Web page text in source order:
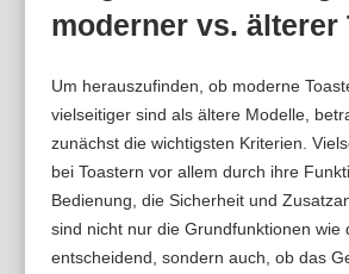
moderner vs. älterer
Um herauszufinden, ob moderne
vielseitiger sind als ältere Modelle,
zunächst die wichtigsten Kriterien.
bei Toastern vor allem durch ihre
Bedienung, die Sicherheit und
sind nicht nur die Grundfunktionen wie
entscheidend, sondern auch, ob das